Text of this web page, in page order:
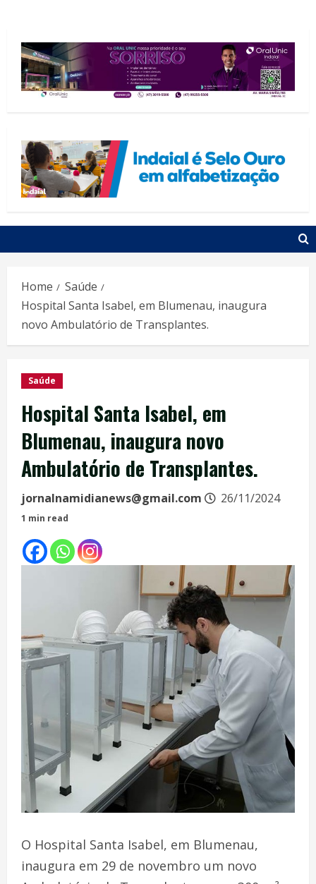
Home
Saúde
Hospital Santa Isabel, em Blumenau, inaugura
novo Ambulatório de Transplantes.
Saúde
Hospital Santa Isabel, em
Blumenau, inaugura novo
Ambulatório de Transplantes.
jornalnamidianews@gmail.com 26/11/2024
1 min read
O Hospital Santa Isabel, em Blumenau,
inaugura em 29 de novembro um novo